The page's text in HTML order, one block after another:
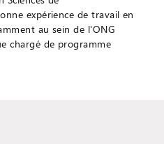
expérience de travail en
au sein de l'ONG
chargé de programme